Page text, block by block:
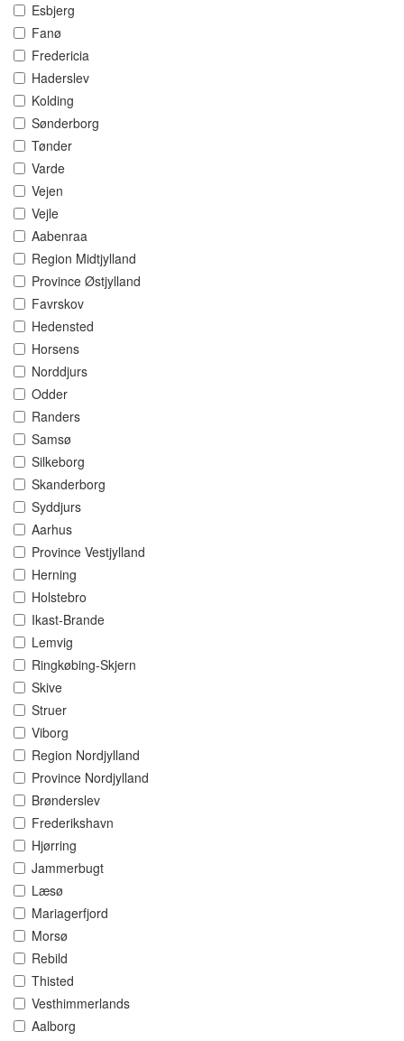
Esbjerg
Fanø
Fredericia
Haderslev
Kolding
Sønderborg
Tønder
Varde
Vejen
Vejle
Aabenraa
Region Midtjylland
Province Østjylland
Favrskov
Hedensted
Horsens
Norddjurs
Odder
Randers
Samsø
Silkeborg
Skanderborg
Syddjurs
Aarhus
Province Vestjylland
Herning
Holstebro
Ikast-Brande
Lemvig
Ringkøbing-Skjern
Skive
Struer
Viborg
Region Nordjylland
Province Nordjylland
Brønderslev
Frederikshavn
Hjørring
Jammerbugt
Læsø
Mariagerfjord
Morsø
Rebild
Thisted
Vesthimmerlands
Aalborg